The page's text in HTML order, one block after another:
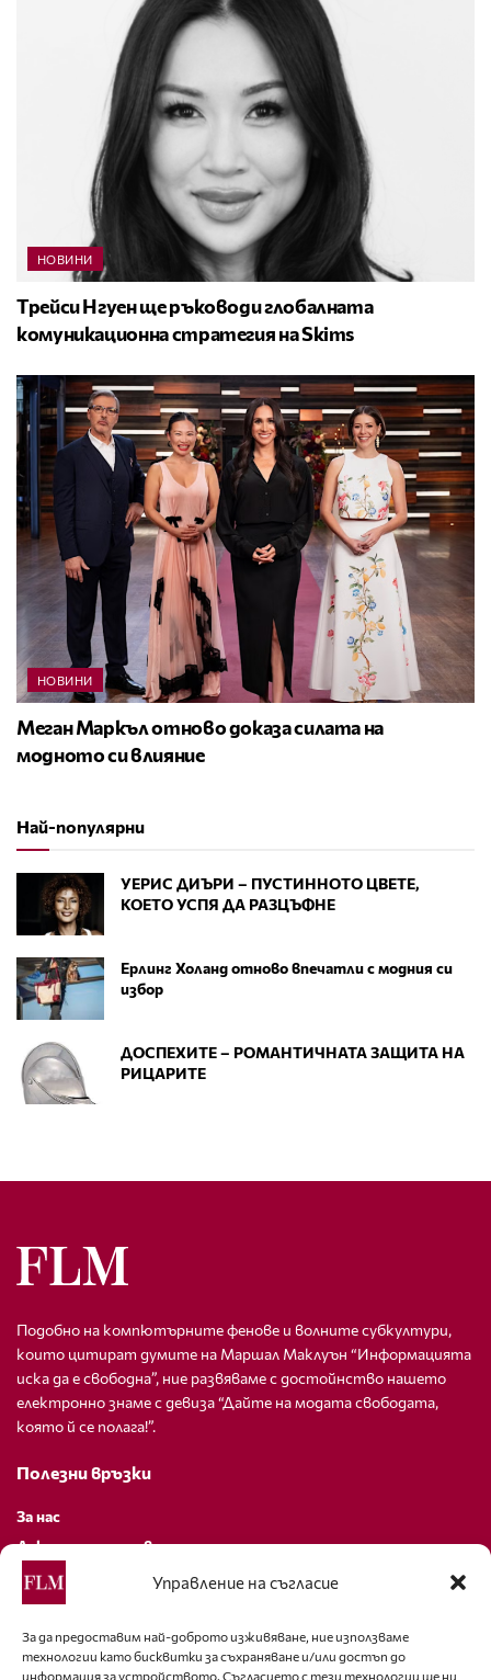
Управление на съгласие
За да предоставим най-доброто изживяване, ние използваме
технологии като бисквитки за съхраняване и/или достъп до
информация за устройството. Съгласието с тези технологии ще ни
НОВИНИ
Трейси Нгуен ще ръководи глобалната
комуникационна стратегия на Skims
НОВИНИ
Меган Маркъл отново доказа силата на
модното си влияние
Най-популярни
УЕРИС ДИЪРИ – ПУСТИННОТО ЦВЕТЕ,
КОЕТО УСПЯ ДА РАЗЦЪФНЕ
Ерлинг Холанд отново впечатли с модния си
избор
ДОСПЕХИТЕ – РОМАНТИЧНАТА ЗАЩИТА НА
РИЦАРИТЕ
Подобно на компютърните фенове и волните субкултури,
които цитират думите на Маршал Маклуън “Информацията
иска да е свободна”, ние развяваме с достойнство нашето
електронно знаме с девиза “Дайте на модата свободата,
която й се полага!”.
Полезни връзки
За нас
Декларация за поверителност
Политика за бисквитки
За контакти
editor@fashion-lifestyle.net